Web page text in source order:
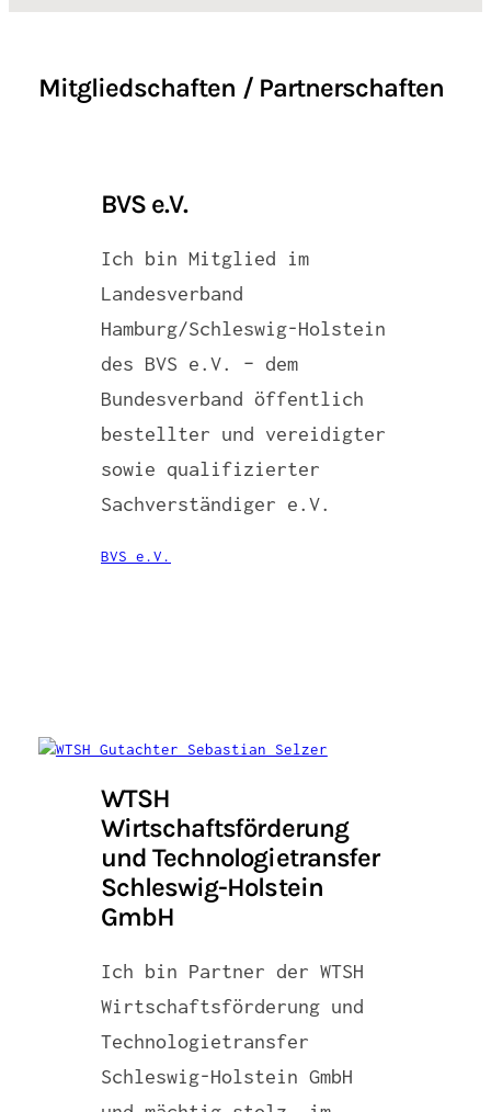
Mitgliedschaften / Partnerschaften
BVS e.V.
Ich bin Mitglied im
Landesverband
Hamburg/Schleswig-Holstein
des BVS e.V. – dem
Bundesverband öffentlich
bestellter und vereidigter
sowie qualifizierter
Sachverständiger e.V.
BVS e.V.
WTSH
Wirtschaftsförderung
und Technologietransfer
Schleswig-Holstein
GmbH
Ich bin Partner der WTSH
Wirtschaftsförderung und
Technologietransfer
Schleswig-Holstein GmbH